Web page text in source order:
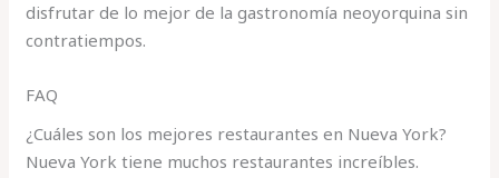
disfrutar de lo mejor de la gastronomía neoyorquina sin
contratiempos.
FAQ
¿Cuáles son los mejores restaurantes en Nueva York?
Nueva York tiene muchos restaurantes increíbles.